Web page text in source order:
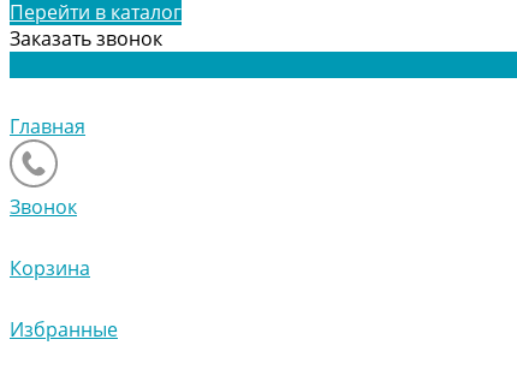
Перейти в каталог
Заказать звонок
Главная
Звонок
Корзина
Избранные